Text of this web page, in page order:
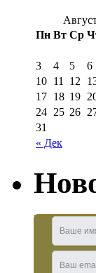
Пн Вт Ср
« Дек
3
4 5 6
10 11 12
17 18 19
24 25 26
31